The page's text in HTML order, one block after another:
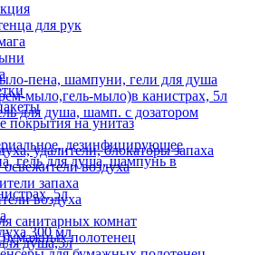
для рук
покрытия на унитаз
пена, шампуни, гели для душа
мыло,гель-мыло)в канистрах, 5л
для душа, шамп. с дозатором
дезинфицирующее
гель для душа, шампунь в
5л
душа,5л
удалители, блокаторы запаха
воздуха
запаха
воздуха
300 мл
санитарных комнат
полотенец